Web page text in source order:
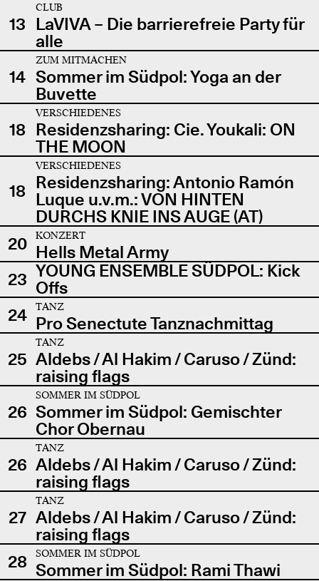
13
CLUB
LaVIVA – Die barrierefreie Party für
alle
14
ZUM MITMACHEN
Sommer im Südpol: Yoga an der
Buvette
18
VERSCHIEDENES
Residenzsharing: Cie. Youkali: ON
THE MOON
18
VERSCHIEDENES
Residenzsharing: Antonio Ramón
Luque u.v.m.: VON HINTEN
DURCHS KNIE INS AUGE (AT)
20
KONZERT
Hells Metal Army
23 YOUNG ENSEMBLE SÜDPOL: Kick
Offs
24
TANZ
Pro Senectute Tanznachmittag
25
TANZ
Aldebs / Al Hakim / Caruso / Zünd:
raising flags
26
SOMMER IM SÜDPOL
Sommer im Südpol: Gemischter
Chor Obernau
26
TANZ
Aldebs / Al Hakim / Caruso / Zünd:
raising flags
27
TANZ
Aldebs / Al Hakim / Caruso / Zünd:
raising flags
28
SOMMER IM SÜDPOL
Sommer im Südpol: Rami Thawi